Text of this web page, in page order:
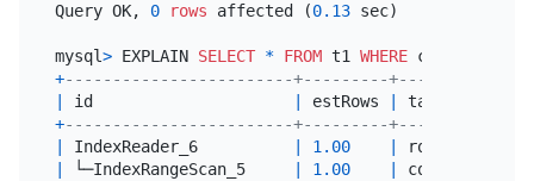
Query OK, 0 rows affected (0.13 sec)
mysql> EXPLAIN SELECT * FROM t1 WHERE c1
+------------------------+---------+-----------
id estRows task
+------------------------+---------+-----------
IndexReader_6 1.00 root
└─IndexRangeScan_5 1.00 cop[tikv]